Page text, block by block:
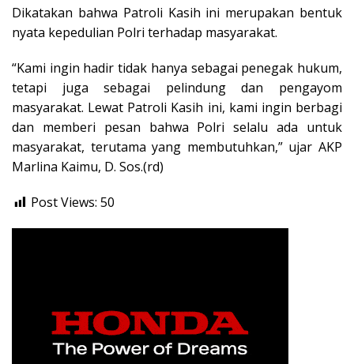
Dikatakan bahwa Patroli Kasih ini merupakan bentuk
nyata kepedulian Polri terhadap masyarakat.
“Kami ingin hadir tidak hanya sebagai penegak hukum,
tetapi juga sebagai pelindung dan pengayom
masyarakat. Lewat Patroli Kasih ini, kami ingin berbagi
dan memberi pesan bahwa Polri selalu ada untuk
masyarakat, terutama yang membutuhkan,” ujar AKP
Marlina Kaimu, D. Sos.(rd)
Post Views: 50